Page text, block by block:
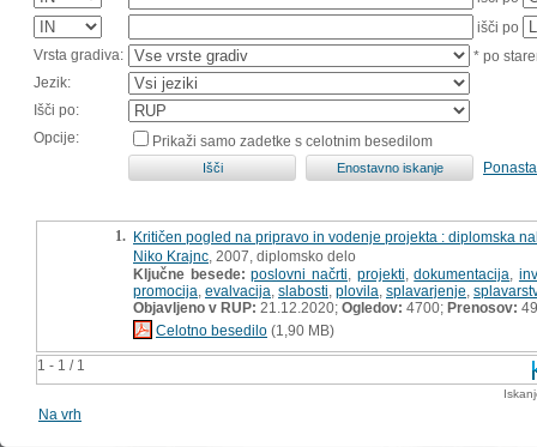
išči po
Vrsta gradiva:
* po
Jezik:
Išči po:
Opcije:
Prikaži samo zadetke s celotnim besedilom
1 - 1 / 1
1. Kritičen pogled na pripravo in vodenje projekta : diplomska
Niko Krajnc , 2007, diplomsko delo
Ključne besede: poslovni načrti projekti ,dokumentacija
promocija evalvacija slabosti plovila splavarjenje
Objavljeno v RUP: 21.12.2020; Ogledov: 4700; Prenosov: 49
Celotno besedilo (1,90 MB)
Na vrh